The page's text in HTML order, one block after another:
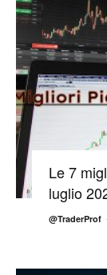
Le 7
luglio
@TraderProf -